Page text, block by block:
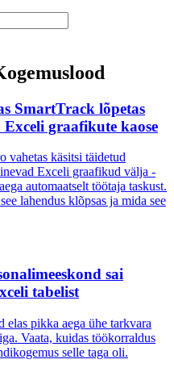
SmartTrack lõpetas
graafikute kaose
vahetas käsitsi täidetud
Exceli graafikud välja -
automaatselt töötaja taskust.
lahendus klõpsas ja mida see
sai
tabelist
pikka aega ühe tarkvara
Vaata, kuidas töökorraldus
selle taga oli.